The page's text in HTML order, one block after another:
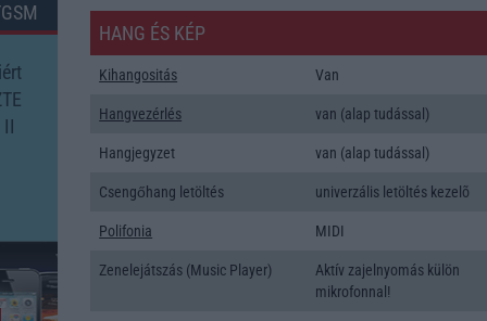
HANG ÉS KÉP
Kihangositás Van
Hangvezérlés van (alap tudással)
Hangjegyzet van (alap tudással)
Csengőhang letöltés univerzális letöltés kezelõ
Polifonia MIDI
Zenelejátszás (Music Player)
Aktív zajelnyomás külön
mikrofonnal!